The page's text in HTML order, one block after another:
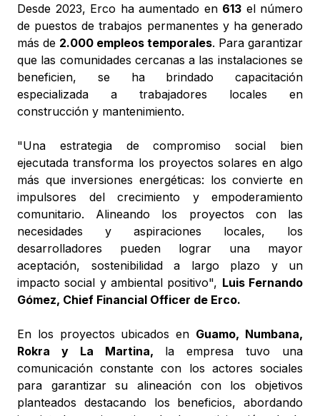
Desde 2023, Erco ha aumentado en 613 el número
de puestos de trabajos permanentes y ha generado
más de 2.000 empleos temporales. Para garantizar
que las comunidades cercanas a las instalaciones se
beneficien, se ha brindado capacitación
especializada a trabajadores locales en
construcción y mantenimiento.
"Una estrategia de compromiso social bien
ejecutada transforma los proyectos solares en algo
más que inversiones energéticas: los convierte en
impulsores del crecimiento y empoderamiento
comunitario. Alineando los proyectos con las
necesidades y aspiraciones locales, los
desarrolladores pueden lograr una mayor
aceptación, sostenibilidad a largo plazo y un
impacto social y ambiental positivo", Luis Fernando
Gómez, Chief Financial Officer de Erco.
En los proyectos ubicados en Guamo, Numbana,
Rokra y La Martina, la empresa tuvo una
comunicación constante con los actores sociales
para garantizar su alineación con los objetivos
planteados destacando los beneficios, abordando